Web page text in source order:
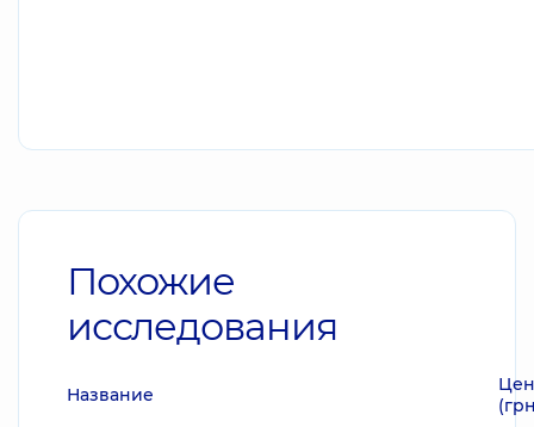
Похожие
исследования
Название